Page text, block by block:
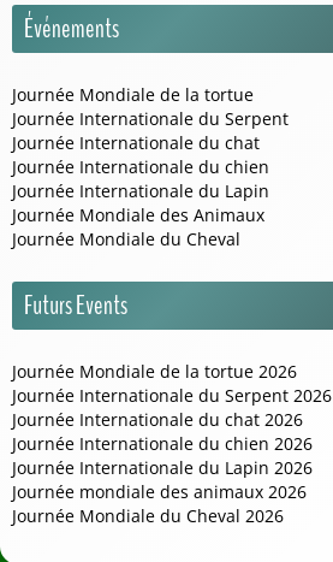
Événements
Journée Mondiale de la tortue
Journée Internationale du Serpent
Journée Internationale du chat
Journée Internationale du chien
Journée Internationale du Lapin
Journée Mondiale des Animaux
Journée Mondiale du Cheval
Futurs Events
Journée Mondiale de la tortue 2026
Journée Internationale du Serpent 2026
Journée Internationale du chat 2026
Journée Internationale du chien 2026
Journée Internationale du Lapin 2026
Journée mondiale des animaux 2026
Journée Mondiale du Cheval 2026